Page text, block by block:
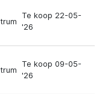
Te koop 22-05-
'26
Te koop 09-05-
'26